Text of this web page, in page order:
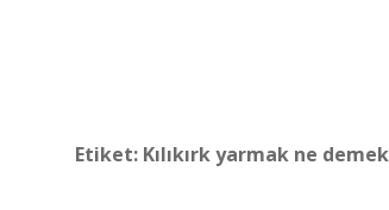
Etiket: Kılıkırk yarmak ne demek